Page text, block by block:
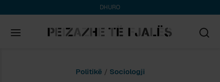
DHURO
Politikë / Sociologji